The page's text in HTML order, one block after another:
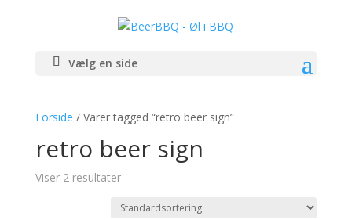
Vælg en side
Forside / Varer tagged “retro beer sign”
retro beer sign
Viser 2 resultater